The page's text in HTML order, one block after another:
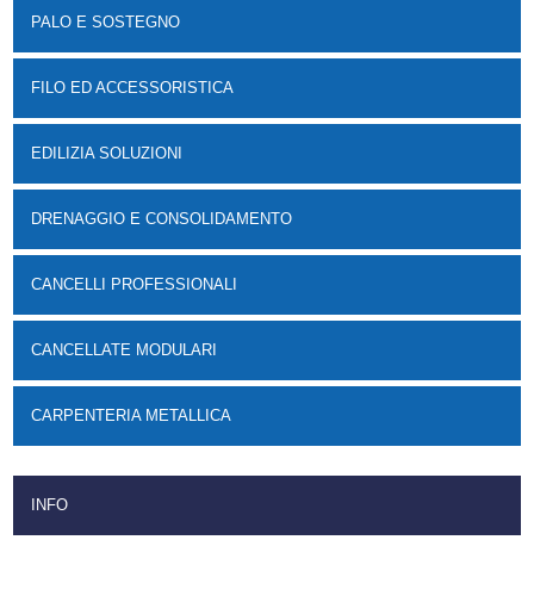
PALO E SOSTEGNO
FILO ED ACCESSORISTICA
EDILIZIA SOLUZIONI
DRENAGGIO E CONSOLIDAMENTO
CANCELLI PROFESSIONALI
CANCELLATE MODULARI
CARPENTERIA METALLICA
INFO